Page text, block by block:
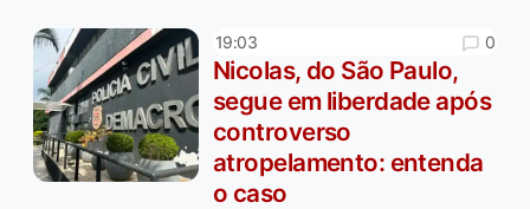
19:03 0
Nicolas, do São Paulo,
segue em liberdade após
controverso
atropelamento: entenda
o caso